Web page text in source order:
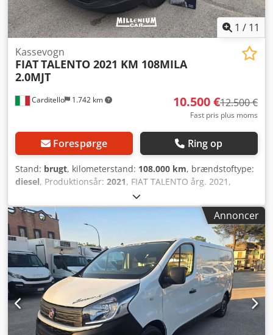
!!!!! Efter ønske med nyt TÜV !!!!! Djdpfoxyr Svjx Af Tjkr
1 / 11
Carditello 1.742 km
Kassevogn
FIATTALENTO 2021 KM 108MILA
2.0MJT
10.500 €12.500 €
Fast pris plus moms
Forespørge Ring op
Stand: brugt, kilometerstand: 108.000 km, brændstoftype:
diesel, Produktionsår: 2021, FIAT TALENTO årg. 2021,
2.0MJT motor med 120HK, 108.000 km, kort akselafstand,
aircondition, standard radio, gode dæk, serviceret, én ejer,
1 års garanti, finansiering på stedet mulig. Djdpfx Aeynl
Insf Tjkr
Annoncer